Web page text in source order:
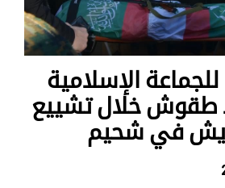
للجماعة الإسلامية
طقوش خلال تشييع
في شحيم